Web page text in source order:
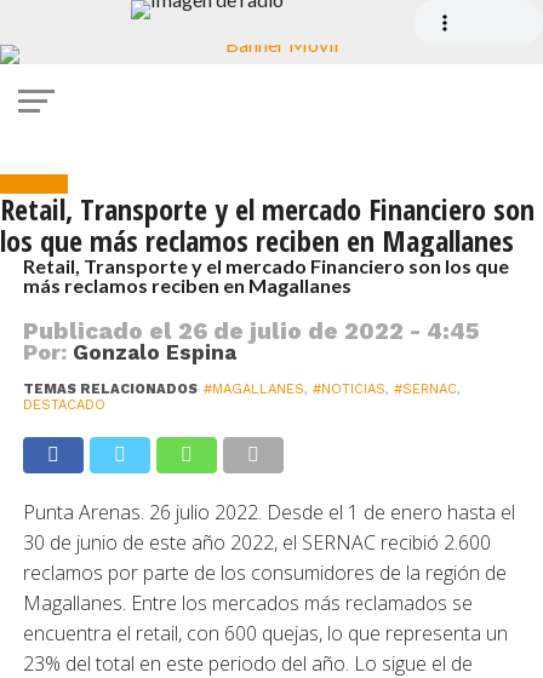
Retail, Transporte y el mercado Financiero son
los que más reclamos reciben en Magallanes
Retail, Transporte y el mercado Financiero son los que
más reclamos reciben en Magallanes
Publicado el 26 de julio de 2022 - 4:45
Por: Gonzalo Espina
TEMAS RELACIONADOS #MAGALLANES, #NOTICIAS, #SERNAC,
DESTACADO
Punta Arenas. 26 julio 2022. Desde el 1 de enero hasta el
30 de junio de este año 2022, el SERNAC recibió 2.600
reclamos por parte de los consumidores de la región de
Magallanes. Entre los mercados más reclamados se
encuentra el retail, con 600 quejas, lo que representa un
23% del total en este periodo del año. Lo sigue el de